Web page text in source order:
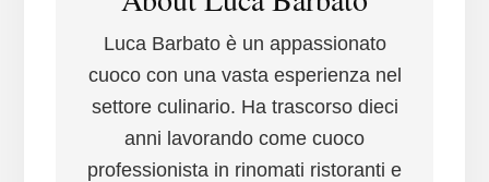
Luca Barbato è un appassionato
cuoco con una vasta esperienza nel
settore culinario. Ha trascorso dieci
anni lavorando come cuoco
professionista in rinomati ristoranti e